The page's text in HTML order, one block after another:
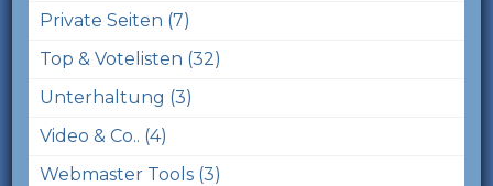
Private Seiten (7)
Top & Votelisten (32)
Unterhaltung (3)
Video & Co.. (4)
Webmaster Tools (3)